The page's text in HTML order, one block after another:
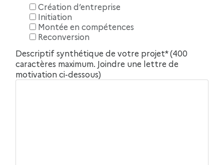
Création d’entreprise
Initiation
Montée en compétences
Reconversion
Descriptif synthétique de votre projet* (400
caractères maximum. Joindre une lettre de
motivation ci-dessous)